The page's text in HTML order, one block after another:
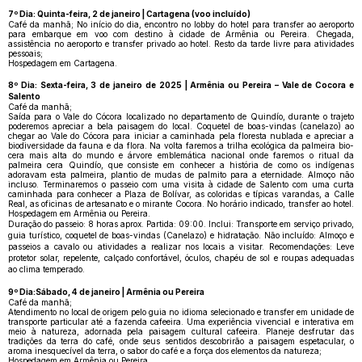
7º Dia: Quinta-feira, 2 de janeiro | Cartagena (voo incluído)
Café da manhã; No início do dia, encontro no lobby do hotel para transfer ao aeroporto
para embarque em voo com destino à cidade de Armênia ou Pereira. Chegada,
assistência no aeroporto e transfer privado ao hotel. Resto da tarde livre para atividades
pessoais;
Hospedagem em Cartagena.
8º Dia: Sexta-feira, 3 de janeiro de 2025 | Armênia ou Pereira – Vale de Cocora e
Salento
Café da manhã;
Saída para o Vale do Cócora localizado no departamento de Quindío, durante o trajeto
poderemos apreciar a bela paisagem do local. Coquetel de boas-vindas (canelazo) ao
chegar ao Vale do Cócora para iniciar a caminhada pela floresta nublada e apreciar a
biodiversidade da fauna e da flora. Na volta faremos a trilha ecológica da palmeira bio-
cera mais alta do mundo e árvore emblemática nacional onde faremos o ritual da
palmeira cera Quindío, que consiste em conhecer a história de como os indígenas
adoravam esta palmeira, plantio de mudas de palmito para a eternidade. Almoço não
incluso. Terminaremos o passeio com uma visita à cidade de Salento com uma curta
caminhada para conhecer a Plaza de Bolívar, as coloridas e típicas varandas, a Calle
Real, as oficinas de artesanato e o mirante Cocora. No horário indicado, transfer ao hotel.
Hospedagem em Armênia ou Pereira.
Duração do passeio: 8 horas aprox. Partida: 09:00. Inclui: Transporte em serviço privado,
guia turístico, coquetel de boas-vindas (Canelazo) e hidratação. Não incluído: Almoço e
passeios a cavalo ou atividades a realizar nos locais a visitar. Recomendações: Leve
protetor solar, repelente, calçado confortável, óculos, chapéu de sol e roupas adequadas
ao clima temperado.
9º Dia:Sábado, 4 de janeiro | Armênia ou Pereira
Café da manhã;
Atendimento no local de origem pelo guia no idioma selecionado e transfer em unidade de
transporte particular até a fazenda cafeeira. Uma experiência vivencial e interativa em
meio à natureza, adornada pela paisagem cultural cafeeira. Planeje desfrutar das
tradições da terra do café, onde seus sentidos descobrirão a paisagem espetacular, o
aroma inesquecível da terra, o sabor do café e a força dos elementos da natureza;